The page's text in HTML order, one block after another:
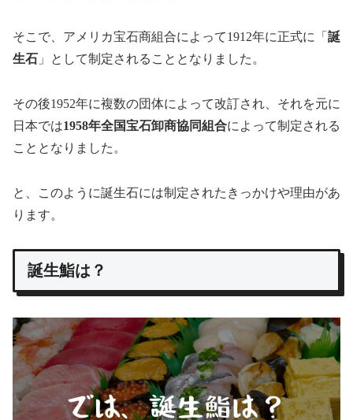
そこで、アメリカ宝石商組合によって1912年に正式に「 誕
生石 」として制定されることとなりました。
その後1952年に複数の団体によって改訂され、それを元に
日本では1958年全国宝石卸商協同組合によって制定される
こととなりました。
と、このように誕生石には制定されたきっかけや理由があ
ります。
誕生鮨は？